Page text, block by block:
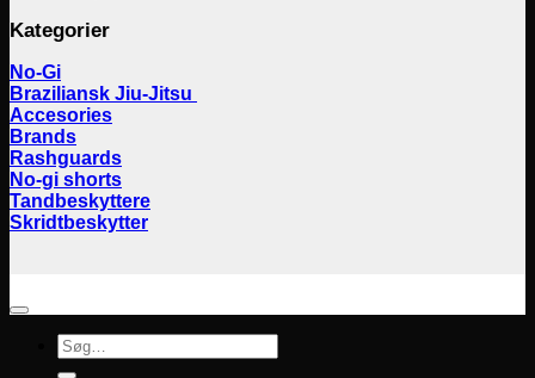
Kategorier
No-Gi
Braziliansk Jiu-Jitsu
Accesories
Brands
Rashguards
No-gi shorts
Tandbeskyttere
Skridtbeskytter
Søg
efter: